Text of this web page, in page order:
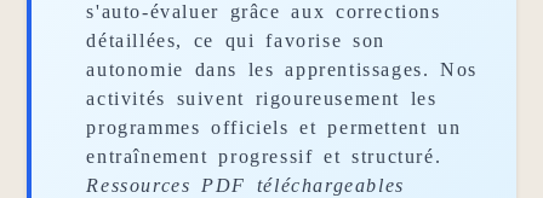
s'auto-évaluer grâce aux corrections
détaillées, ce qui favorise son
autonomie dans les apprentissages. Nos
activités suivent rigoureusement les
programmes officiels et permettent un
entraînement progressif et structuré.
Ressources PDF téléchargeables